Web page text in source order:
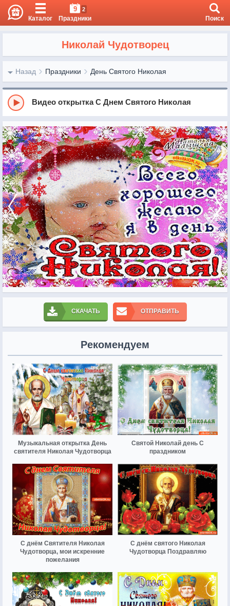
Каталог
9 2
Праздники Поиск
Николай Чудотворец
Назад Праздники День Святого Николая
Видео открытка С Днем Святого Николая
СКАЧАТЬ ОТПРАВИТЬ
Рекомендуем
Музыкальная открытка День
святителя Николая Чудотворца
Святой Николай день С
праздником
С днём Святителя Николая
Чудотворца, мои искренние
пожелания
С днём святого Николая
Чудотворца Поздравляю